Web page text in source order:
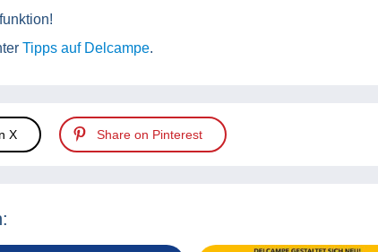
Tipps auf Delcampe.
X Share on Pinterest